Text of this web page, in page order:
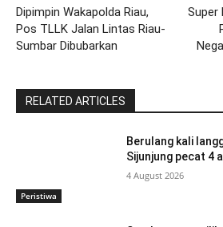
Dipimpin Wakapolda Riau,
Pos TLLK Jalan Lintas Riau-
Sumbar Dibubarkan
Super
RELATED ARTICLES
Peristiwa
Berulang kali
Sijunjung pecat 4
4 August 2026